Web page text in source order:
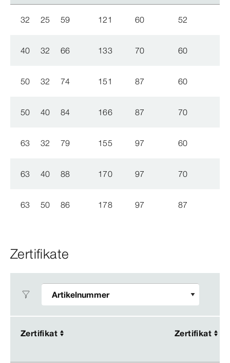
32 25 59 121 60 52
40 32 66 133 70 60
50 32 74 151 87 60
50 40 84 166 87 70
63 32 79 155 97 60
63 40 88 170 97 70
63 50 86 178 97 87
Zertifikate
Zertifikat Zertifikat
Zertifikat Zertifikat